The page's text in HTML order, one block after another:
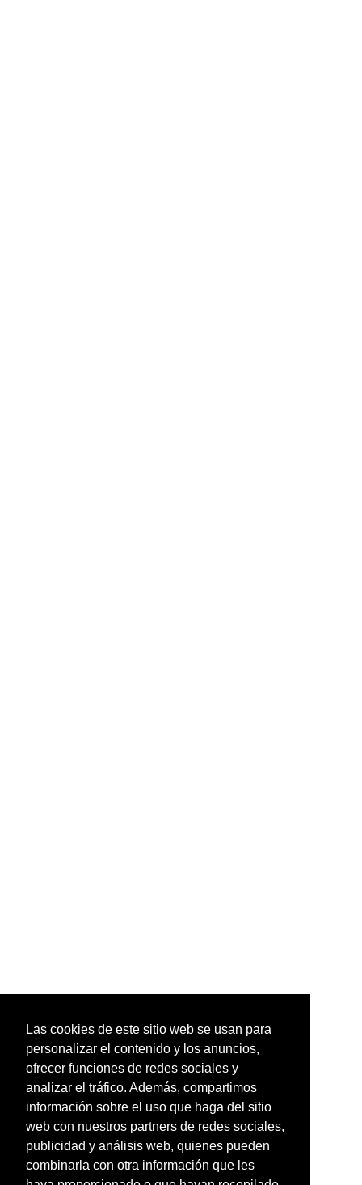
Las cookies de este sitio web se usan para
personalizar el contenido y los anuncios,
ofrecer funciones de redes sociales y
analizar el tráfico. Además, compartimos
información sobre el uso que haga del sitio
web con nuestros partners de redes sociales,
publicidad y análisis web, quienes pueden
combinarla con otra información que les